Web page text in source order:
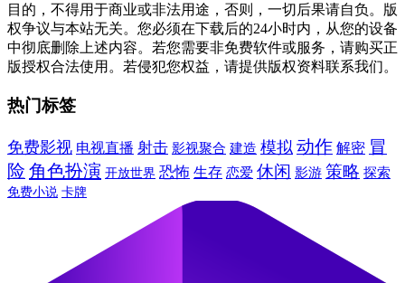
目的，不得用于商业或非法用途，否则，一切后果请自负。版
权争议与本站无关。您必须在下载后的24小时内，从您的设备
中彻底删除上述内容。若您需要非免费软件或服务，请购买正
版授权合法使用。若侵犯您权益，请提供版权资料联系我们。
热门标签
免费影视 电视直播 射击 影视聚合 建造 模拟 动作 解密 冒
险 角色扮演 开放世界 恐怖 生存 恋爱 休闲 影游 策略 探索
免费小说 卡牌